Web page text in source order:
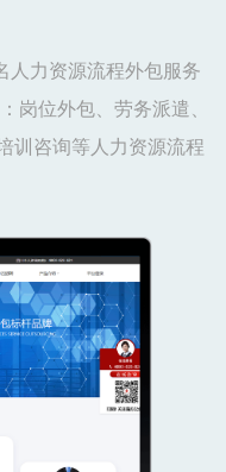
人力资源流程外包服务
岗位外包、劳务派遣、
训咨询等人力资源流程